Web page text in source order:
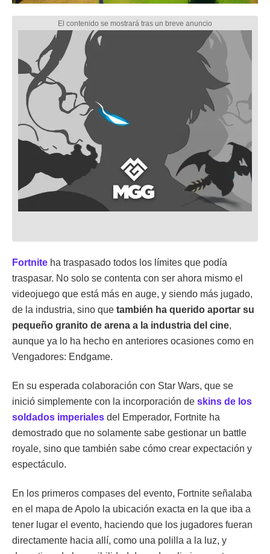
Fortnite ha traspasado todos los límites que podía
traspasar. No solo se contenta con ser ahora mismo el
videojuego que está más en auge, y siendo más jugado,
de la industria, sino que también ha querido aportar su
pequeño granito de arena a la industria del cine,
aunque ya lo ha hecho en anteriores ocasiones como en
Vengadores: Endgame.
En su esperada colaboración con Star Wars, que se
inició simplemente con la incorporación de skins de los
soldados imperiales del Emperador, Fortnite ha
demostrado que no solamente sabe gestionar un battle
royale, sino que también sabe cómo crear expectación y
espectáculo.
En los primeros compases del evento, Fortnite señalaba
en el mapa de Apolo la ubicación exacta en la que iba a
tener lugar el evento, haciendo que los jugadores fueran
directamente hacia allí, como una polilla a la luz, y